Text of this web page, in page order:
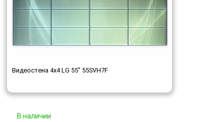
Видеостена 4x4 LG 55" 55SVH7F
В наличии